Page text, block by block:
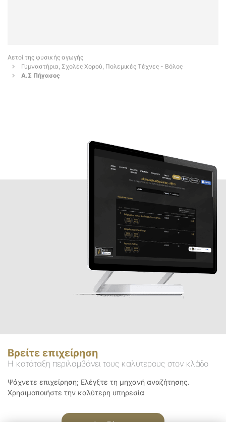
Αετοί της φυσικής αγωγής
Γυμναστήρια, Σχολές Χορού, Πολεμικές Τέχνες - Βόλος
Α.Σ Πήγασος
Βρείτε επιχείρηση
Η κατάταξη περιλαμβάνει τους καλύτερους στον κλάδο
Ψάχνετε επιχείρηση; Ελέγξτε τη μηχανή αναζήτησης.
Χρησιμοποιήστε την καλύτερη υπηρεσία